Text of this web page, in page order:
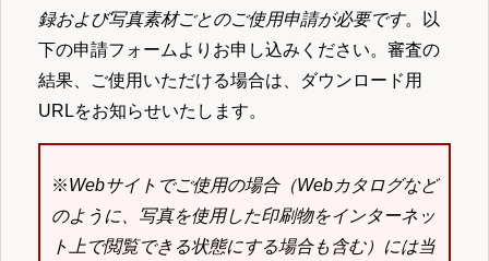
録および写真素材ごとのご使用申請が必要です。以
下の申請フォームよりお申し込みください。審査の
結果、ご使用いただける場合は、ダウンロード用
URLをお知らせいたします。
※Webサイトでご使用の場合（Webカタログなど
のように、写真を使用した印刷物をインターネッ
ト上で閲覧できる状態にする場合も含む）には当